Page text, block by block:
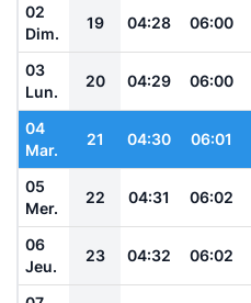
02
Dim.
19 04:28 06:00
03
Lun.
20 04:29 06:00
04
Mar.
21 04:30 06:01
05
Mer.
22 04:31 06:02
06
Jeu.
23 04:32 06:02